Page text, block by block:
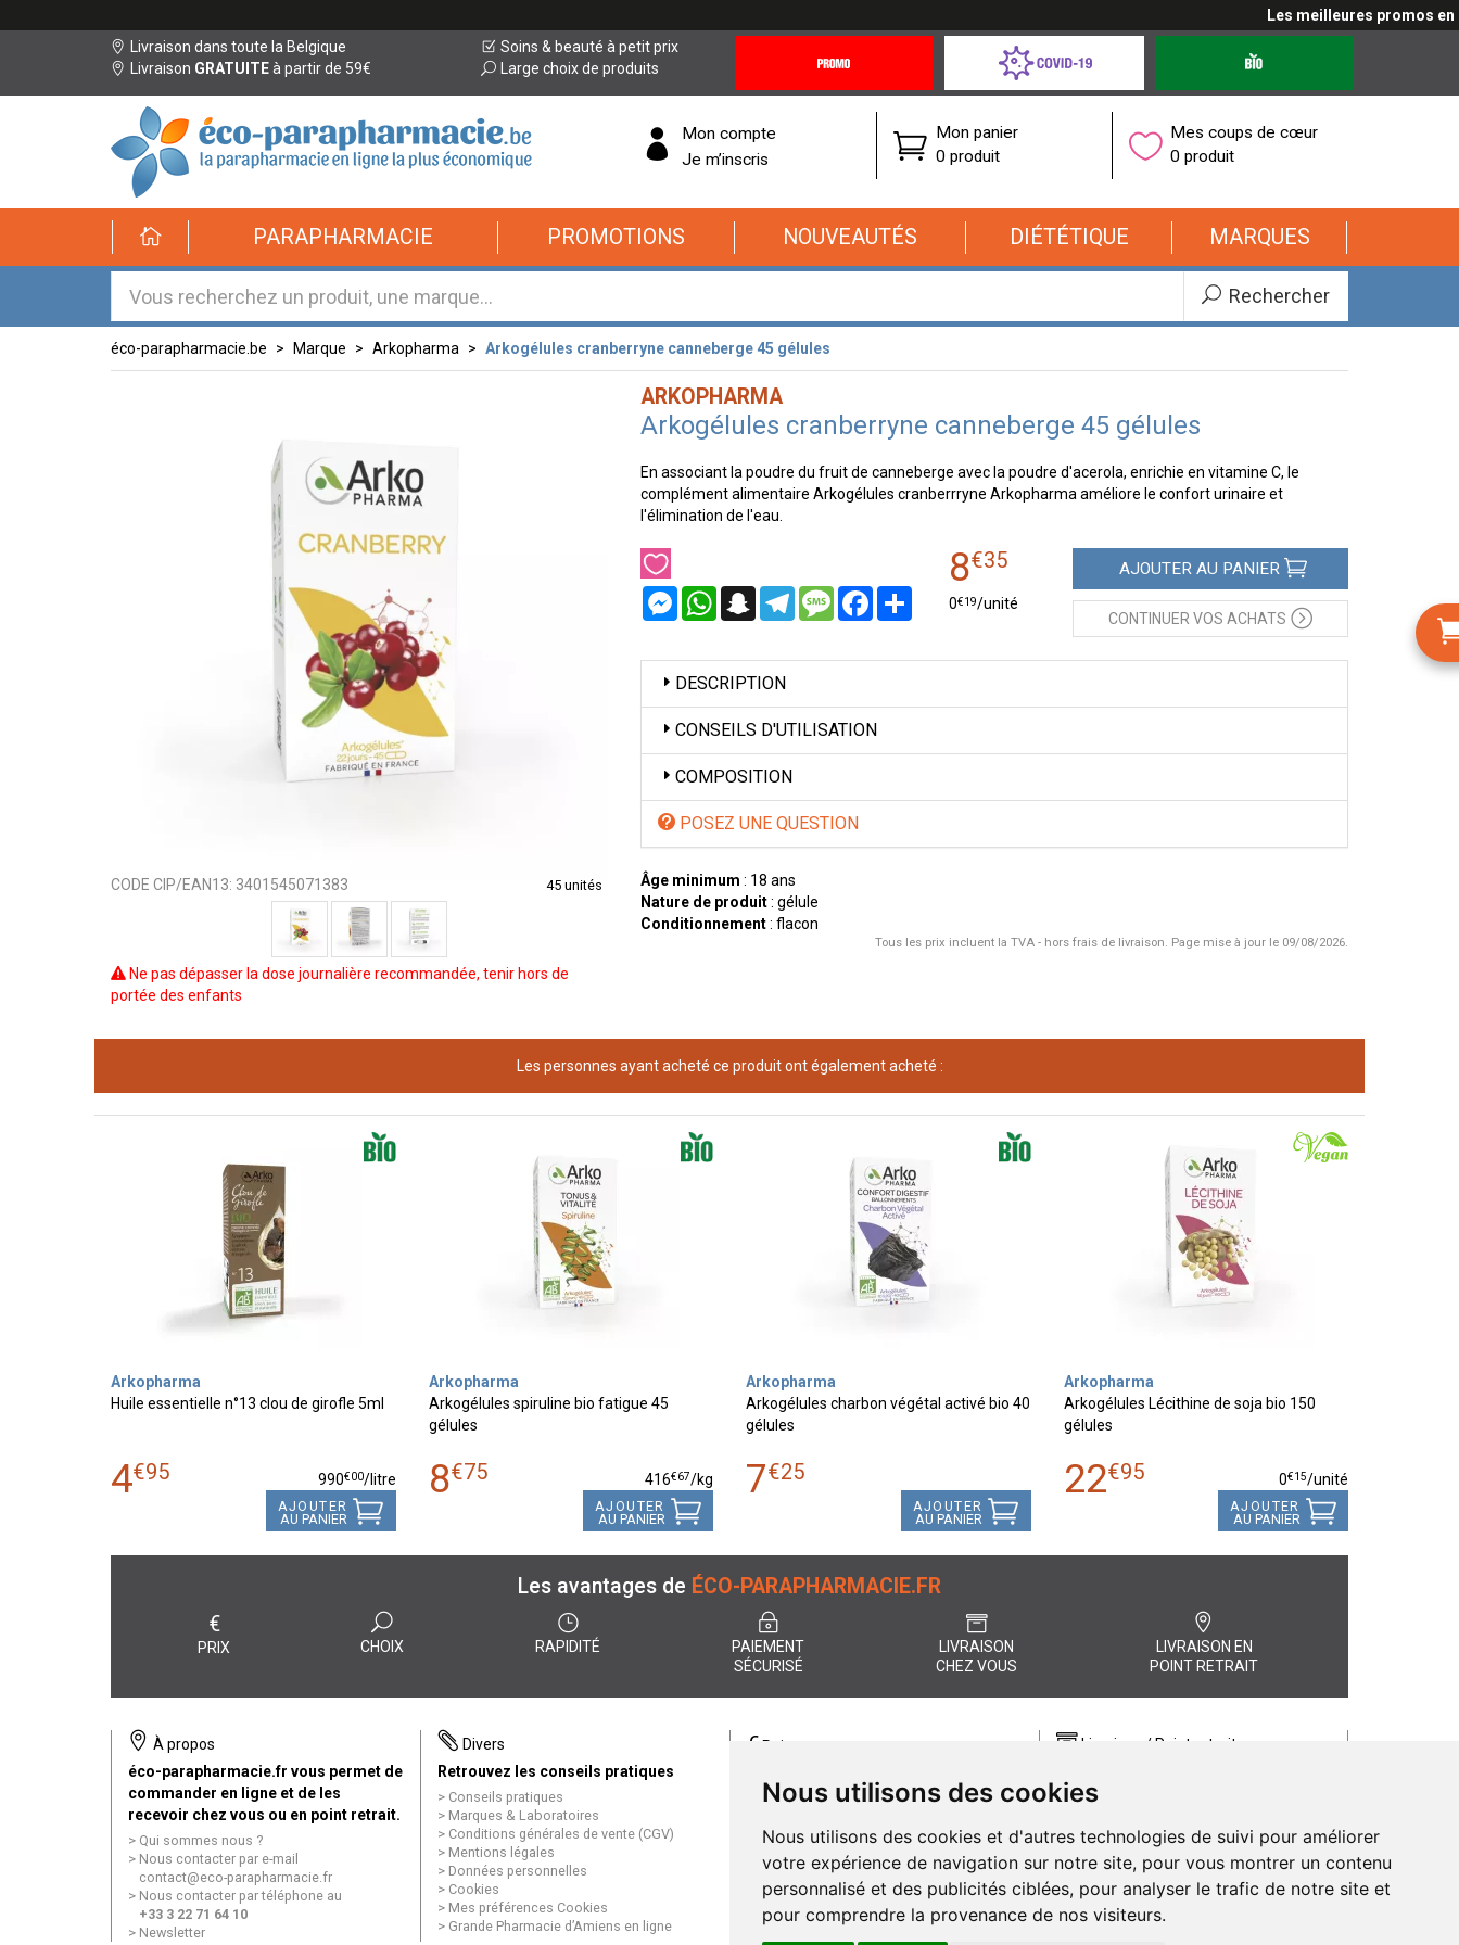
Nous utilisons des cookies
Nous utilisons des cookies et d'autres technologies de suivi pour améliorer
votre expérience de navigation sur notre site, pour vous montrer un contenu
personnalisé et des publicités ciblées, pour analyser le trafic de notre site et
pour comprendre la provenance de nos visiteurs.
Les meilleures promos en
Livraison dans toute la Belgique
Livraison GRATUITEà partir de 59€
Soins & beauté à petit prix
Large choix de produits
Offres
Coronavirus
éco-
parapharmacie.fr
éco-
parapharmacie.fr
Mon compte
Je m’inscris
Mon panier
0 produit
Mes coups de cœur
0 produit
PARAPHARMACIE PROMOTIONS NOUVEAUTÉS DIÉTÉTIQUE MARQUES
Rechercher
éco-parapharmacie.be Marque Arkopharma Arkogélules cranberryne canneberge 45 gélules
CODE CIP/EAN13: 3401545071383 45 unités
Ne pas dépasser la dose journalière recommandée, tenir hors de
portée des enfants
ARKOPHARMA
Arkogélules cranberryne canneberge 45 gélules
En associant la poudre du fruit de canneberge avec la poudre d'acerola, enrichie en vitamine C, le
complément alimentaire Arkogélules cranberrryne Arkopharma améliore le confort urinaire et
l'élimination de l'eau.
MessengerWhatsAppSnapchatTelegramMessageFacebookPartager
8€35
0€19/unité
AJOUTER AU PANIER
CONTINUER VOS ACHATS
DESCRIPTION
CONSEILS D'UTILISATION
COMPOSITION
POSEZ UNE QUESTION
Âge minimum : 18 ans
Nature de produit: gélule
Conditionnement: flacon
Tous les prix incluent la TVA - hors frais de livraison. Page mise à jour le 09/08/2026.
Les personnes ayant acheté ce produit ont également acheté :
Arkopharma
Huile essentielle n°13 clou de girofle 5ml
4€95 990€00/litre
AJOUTER
AU PANIER
Arkopharma
Arkogélules spiruline bio fatigue 45
gélules
8€75 416€67/kg
AJOUTER
AU PANIER
Arkopharma
Arkogélules charbon végétal activé bio 40
gélules
7€25
AJOUTER
AU PANIER
Arkopharma
Arkogélules Lécithine de soja bio 150
gélules
22€95 0€15/unité
AJOUTER
AU PANIER
Les avantages de ÉCO-PARAPHARMACIE.FR
€
PRIX CHOIX RAPIDITÉ
PAIEMENT
SÉCURISÉ
LIVRAISON
CHEZ VOUS
LIVRAISON EN
POINT RETRAIT
À propos
éco-parapharmacie.fr vous permet de
commander en ligne et de les
recevoir chez vous ou en point retrait.
Qui sommes nous ?
Nous contacter par e-mail
contact@eco-parapharmacie.fr
Nous contacter par téléphone au
+33 3 22 71 64 10
Newsletter
Divers
Retrouvez les conseils pratiques
Conseils pratiques
Marques & Laboratoires
Conditions générales de vente (CGV)
Mentions légales
Données personnelles
Cookies
Mes préférences Cookies
Grande Pharmacie d’Amiens en ligne
€Paiement
paiement entièrement sécurisé, quel
Paiement sécurisé et simple
Livraison / Point retrait
commande rapidement chez vous ou
Livraison chez vous ou en points relais